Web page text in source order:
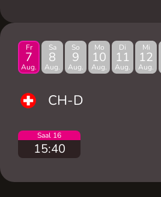
Fr
7
Aug.
Sa
8
Aug.
So
9
Aug.
Mo
10
Aug.
Di
11
Aug.
Mi
12
Aug.
CH-D
Saal 16
15:40